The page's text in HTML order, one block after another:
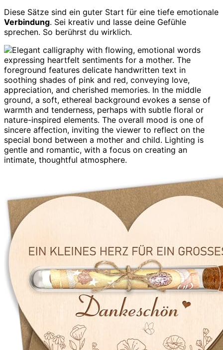
Diese Sätze sind ein guter Start für eine tiefe emotionale
Verbindung. Sei kreativ und lasse deine Gefühle
sprechen. So berührst du wirklich.